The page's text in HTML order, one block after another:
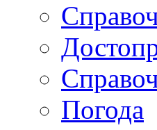
Погода